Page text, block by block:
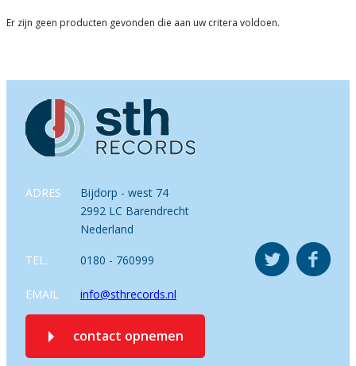
Er zijn geen producten gevonden die aan uw critera voldoen.
ADRES
Bijdorp - west 74
2992 LC Barendrecht
Nederland
TEL. 0180 - 760999
EMAIL info@sthrecords.nl
contact opnemen